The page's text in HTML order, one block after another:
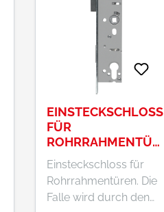
EINSTECKSCHLOSS
FÜR
ROHRRAHMENTÜR
EN ESR PZ LR Z 35
92 24 EK
Einsteckschloss für
Rohrrahmentüren. Die
Falle wird durch den